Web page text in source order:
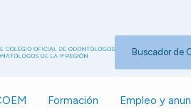
Buscador de
Formación Empleo y